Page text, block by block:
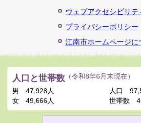
ウェブアクセシビリテ
プライバシーポリシー
江南市ホームページに
人口と世帯数 （令和8年6月末現在）
男
47,928人
女
49,666人
人口
世帯数